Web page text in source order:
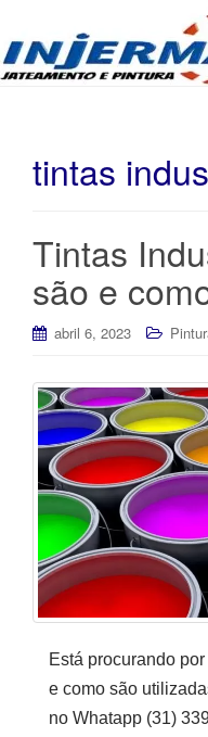
tintas
Tintas
são e
abril 6, 2023
Está procurando
e como são
no Whatapp (31)